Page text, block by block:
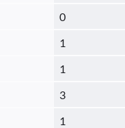
0
1
1
3
1